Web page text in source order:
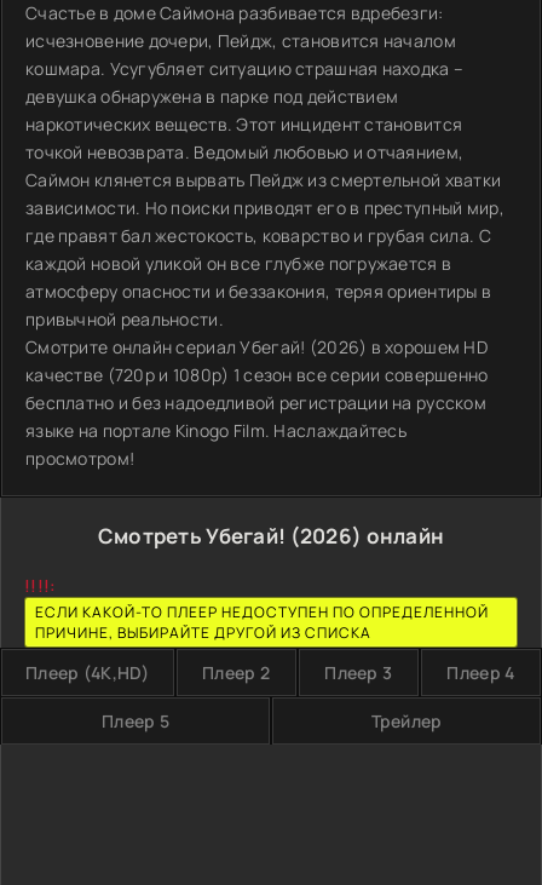
Счастье в доме Саймона разбивается вдребезги:
исчезновение дочери, Пейдж, становится началом
кошмара. Усугубляет ситуацию страшная находка –
девушка обнаружена в парке под действием
наркотических веществ. Этот инцидент становится
точкой невозврата. Ведомый любовью и отчаянием,
Саймон клянется вырвать Пейдж из смертельной хватки
зависимости. Но поиски приводят его в преступный мир,
где правят бал жестокость, коварство и грубая сила. С
каждой новой уликой он все глубже погружается в
атмосферу опасности и беззакония, теряя ориентиры в
привычной реальности.
Смотрите онлайн сериал Убегай! (2026) в хорошем HD
качестве (720p и 1080p) 1 сезон все серии совершенно
бесплатно и без надоедливой регистрации на русском
языке на портале Kinogo Film. Наслаждайтесь
просмотром!
Смотреть Убегай! (2026) онлайн
!!!!:
ЕСЛИ КАКОЙ-ТО ПЛЕЕР НЕДОСТУПЕН ПО ОПРЕДЕЛЕННОЙ
ПРИЧИНЕ, ВЫБИРАЙТЕ ДРУГОЙ ИЗ СПИСКА
Плеер (4K,HD) Плеер 2 Плеер 3 Плеер 4
Плеер 5 Трейлер